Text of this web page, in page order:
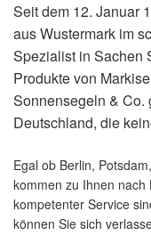
Seit dem 12. Januar
aus Wustermark im
Spezialist in Sachen
Produkte von
Sonnensegeln & Co.
Deutschland, die
Egal ob Berlin,
kommen zu Ihnen nach
kompetenter Service
können Sie sich